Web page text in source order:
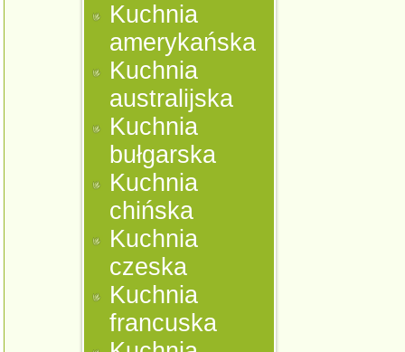
Kuchnia
amerykańska
Kuchnia
australijska
Kuchnia
bułgarska
Kuchnia
chińska
Kuchnia
czeska
Kuchnia
francuska